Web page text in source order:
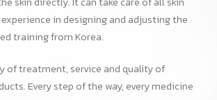
Phong)
32/1 (BTS Phrom Pong exit 3)
10110